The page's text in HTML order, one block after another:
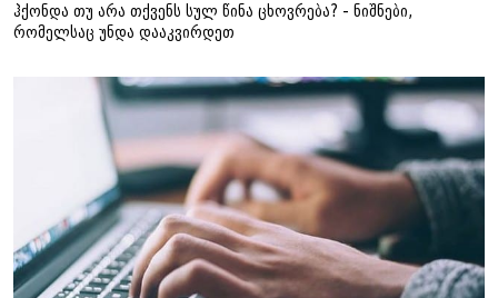
ჰქონდა თუ არა თქვენს სულ წინა ცხოვრება? - ნიშნები,
რომელსაც უნდა დააკვირდეთ